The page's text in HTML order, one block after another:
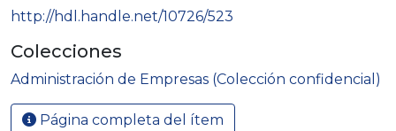
http://hdl.handle.net/10726/523
Colecciones
Administración de Empresas (Colección confidencial)
Página completa del ítem